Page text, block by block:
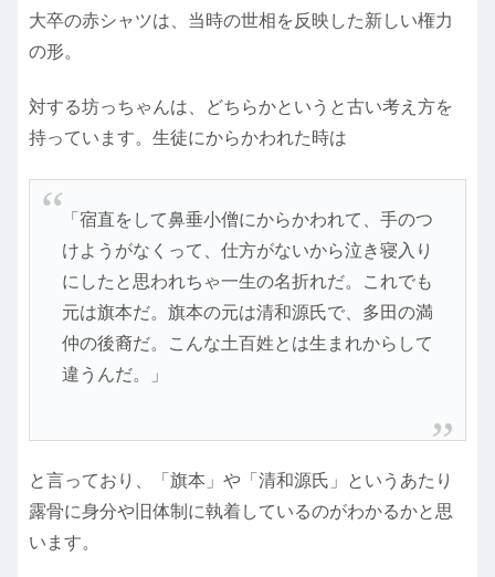
大卒の赤シャツは、当時の世相を反映した新しい権力
の形。
対する坊っちゃんは、どちらかというと古い考え方を
持っています。生徒にからかわれた時は
「宿直をして鼻垂小僧にからかわれて、手のつ
けようがなくって、仕方がないから泣き寝入り
にしたと思われちゃ一生の名折れだ。これでも
元は旗本だ。旗本の元は清和源氏で、多田の満
仲の後裔だ。こんな土百姓とは生まれからして
違うんだ。」
と言っており、「旗本」や「清和源氏」というあたり
露骨に身分や旧体制に執着しているのがわかるかと思
います。